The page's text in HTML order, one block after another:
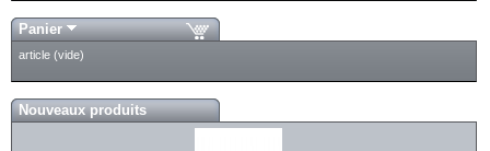
Panier
article (vide)
Nouveaux produits